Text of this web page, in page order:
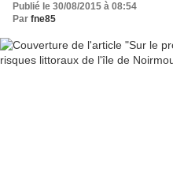
Publié le 30/08/2015 à 08:54
Par fne85